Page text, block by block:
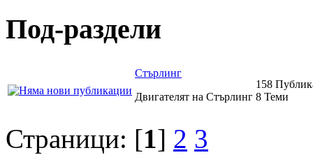
Под-раздели
Стърлинг
Двигателят на Стърлинг
158
8 Теми
Страници: [1] 2 3